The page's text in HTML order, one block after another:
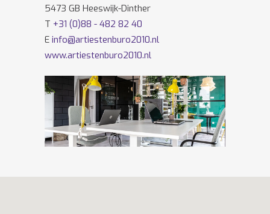
5473 GB Heeswijk-Dinther
T +31 (0)88 - 482 82 40
E info@artiestenburo2010.nl
www.artiestenburo2010.nl
Volg ons ook opFacebookenTwitter